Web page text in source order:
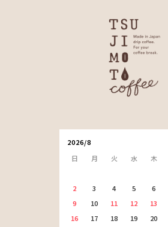
2026/8
日
月 火 水 木
2
3 4 5 6
9
10 11 12 13
16
17 18 19 20